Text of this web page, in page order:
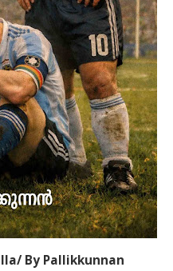
; “A COMPARATIVE STUDY
TECHNIQUE WITH
ON IMPROVING LOWER
DIPLEGIC CEREBRAL PALSY”
in Spastic Diplegia: A
provides a concise,
interventions
functional independence
cerebral palsy. The
approaches, highlighting
gait, muscle control, and
individualized
to achieve optimal
By Pallikkunnan